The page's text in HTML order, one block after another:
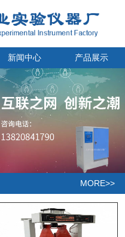
新闻中心 产品展示
MORE>>